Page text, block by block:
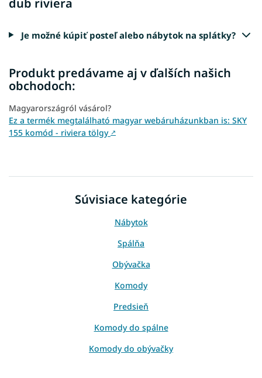
dub riviera
Je možné kúpiť posteľ alebo nábytok na splátky?
Produkt predávame aj v ďalších našich
obchodoch:
Magyarországról vásárol?
Ez a termék megtalálható magyar webáruházunkban is: SKY
155 komód - riviera tölgy ↗
Súvisiace kategórie
Nábytok
Spálňa
Obývačka
Komody
Predsieň
Komody do spálne
Komody do obývačky